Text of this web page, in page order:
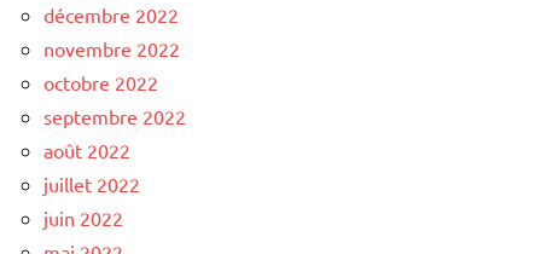
décembre 2022
novembre 2022
octobre 2022
septembre 2022
août 2022
juillet 2022
juin 2022